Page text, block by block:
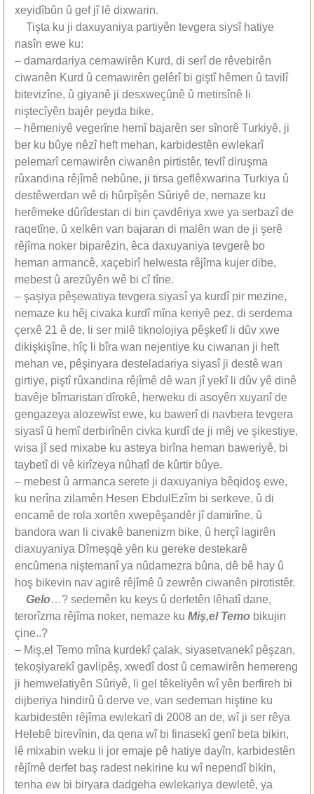
xeyidîbûn û gef jî lê dixwarin.
Tişta ku ji daxuyaniya partiyên tevgera siysî hatiye
nasîn ewe ku:
– damardariya cemawirên Kurd, di serî de rêvebirên
ciwanên Kurd û cemawirên gelêrî bi giştî hêmen û tavilî
bitevizîne, û giyanê ji desxweçûnê û metirsînê li
niştecîyên bajêr peyda bike.
– hêmeniyê vegerîne hemî bajarên ser sînorê Turkiyê, ji
ber ku bûye nêzî heft mehan, karbidestên ewlekarî
pelemarî cemawirên ciwanên pirtistêr, tevlî diruşma
rûxandina rêjîmê nebûne, ji tirsa geflêxwarina Turkiya û
destêwerdan wê di hûrpîşên Sûriyê de, nemaze ku
herêmeke dûrîdestan di bin çavdêriya xwe ya serbazî de
raqetîne, û xelkên van bajaran di malên wan de ji şerê
rêjîma noker biparêzin, êca daxuyaniya tevgerê bo
heman armancê, xaçebirî helwesta rêjîma kujer dibe,
mebest û arezûyên wê bi cî tîne.
– şaşiya pêşewatiya tevgera siyasî ya kurdî pir mezine,
nemaze ku hêj civaka kurdî mîna keriyê pez, di serdema
çerxê 21 ê de, li ser milê tiknolojiya pêşketî li dûv xwe
dikişkişîne, hîç li bîra wan nejentiye ku ciwanan ji heft
mehan ve, pêşinyara desteladariya siyasî ji destê wan
girtiye, piştî rûxandina rêjîmê dê wan jî yekî li dûv yê dinê
bavêje bîmaristan dîrokê, herweku di asoyên xuyanî de
gengazeya alozewîst ewe, ku bawerî di navbera tevgera
siyasî û hemî derbirînên civka kurdî de ji mêj ve şikestiye,
wisa jî sed mixabe ku asteya birîna heman baweriyê, bi
taybetî di vê kirîzeya nûhatî de kûrtir bûye.
– mebest û armanca serete ji daxuyaniya bêqidoş ewe,
ku nerîna zilamên Hesen EbdulEzîm bi serkeve, û di
encamê de rola xortên xwepêşandêr jî damirîne, û
bandora wan li civakê banenizm bike, û herçî lagirên
diaxuyaniya Dîmeşqê yên ku gereke destekarê
encûmena niştemanî ya nûdamezra bûna, dê bê hay û
hoş bikevin nav agirê rêjîmê û zewrên ciwanên pirotistêr.
Gelo…? sedemên ku keys û derfetên lêhatî dane,
terorîzma rêjîma noker, nemaze ku Miş,el Temo bikujin
çine..?
– Miş,el Temo mîna kurdekî çalak, siyasetvanekî pêşzan,
tekoşiyarekî gavlipêş, xwedî dost û cemawirên hemereng
ji hemwelatiyên Sûriyê, li gel têkeliyên wî yên berfireh bi
dijberiya hindirû û derve ve, van sedeman hiştine ku
karbidestên rêjîma ewlekarî di 2008 an de, wî ji ser rêya
Helebê birevînin, da qena wî bi finasekî genî beta bikin,
lê mixabin weku li jor emaje pê hatiye dayîn, karbidestên
rêjîmê derfet baş radest nekirine ku wî nependî bikin,
tenha ew bi biryara dadgeha ewlekariya dewletê, ya